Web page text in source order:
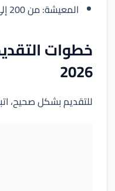
المعيشة: من 200 إلى 400 دولار شهريًا
2026
للتقديم بشكل صحيح،